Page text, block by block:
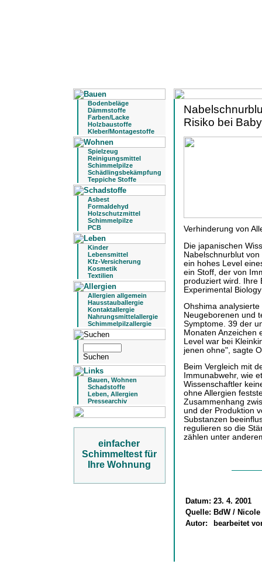
Bodenbeläge
Dämmstoffe
Farben/Lacke
Holzbaustoffe
Kleber/Montagestoffe
Spielzeug
Reinigungsmittel
Schimmelpilze
Schädlingsbekämpfung
Teppiche Stoffe
Asbest
Formaldehyd
Holzschutzmittel
Schimmelpilze
PCB
Kinder
Lebensmittel
Kfz-Versicherung
Kosmetik
Textilien
Allergien allgemein
Hausstauballergie
Kontaktallergie
Nahrungsmittelallergie
Schimmelpilzallergie
Bauen, Wohnen
Schadstoffe
Leben, Allergien
Pressearchiv
einfacher
Schimmeltest für
Ihre Wohnung
Risiko bei
Verhinderung von
Die japanischen
Nabelschnurblut
ein hohes Level
ein Stoff, der von
produziert wird. Ihre
Experimental
Ohshima
Neugeborenen und
Symptome. 39 der
Monaten Anzeichen
Level war bei
jenen ohne", sagte
Beim Vergleich mit
Immunabwehr, wie
Wissenschaftler
ohne Allergien
Zusammenhang
und der Produktion
Substanzen
regulieren so die
zählen unter
Datum: 23. 4. 2001
Quelle: BdW /
Autor:
bearbeitet